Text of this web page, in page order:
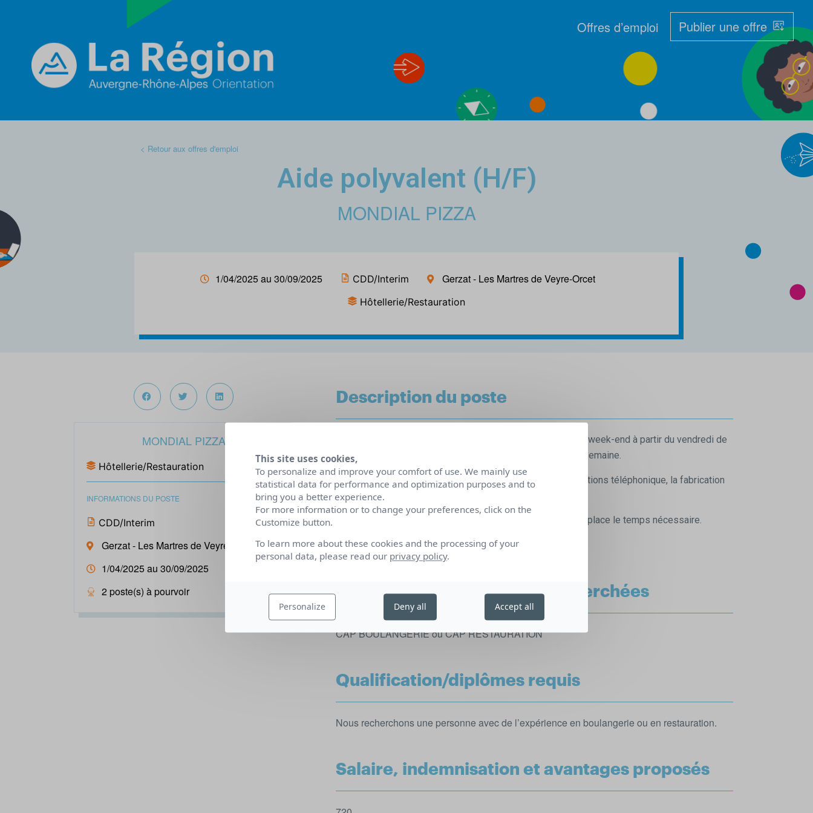
Offres d’emploi Publier une offre
< Retour aux offres d'emploi
Aide polyvalent (H/F)
MONDIAL PIZZA
1/04/2025 au 30/09/2025 CDD/Interim Gerzat - Les Martres de Veyre-Orcet
Hôtellerie/Restauration
MONDIAL PIZZA
Hôtellerie/Restauration
INFORMATIONS DU POSTE
CDD/Interim
Gerzat - Les Martres de Veyre-Orcet
1/04/2025 au 30/09/2025
2 poste(s) à pourvoir
Description du poste
Nous recherchons une personne dynamique, disponible les week-end à partir du vendredi de
19h00 à 20h30/21h00 et les jours fériés et 1 à 2 soirs par semaine.
La personne sera amené à faire de l’encaissement, la réceptions téléphonique, la fabrication
de pizzas.
Une formation par un de nos responsable sera proposé sur place le temps nécessaire.
Possibilité d’évolution de poste.
Compétences et qualités recherchées
CAP BOULANGERIE ou CAP RESTAURATION
Qualification/diplômes requis
Nous recherchons une personne avec de l’expérience en boulangerie ou en restauration.
Salaire, indemnisation et avantages proposés
This site uses cookies,
To personalize and improve your comfort of use. We mainly use
statistical data for performance and optimization purposes and to
bring you a better experience.
For more information or to change your preferences, click on the
Customize button.
To learn more about these cookies and the processing of your
personal data, please read our privacy policy.
Personalize Deny all Accept all